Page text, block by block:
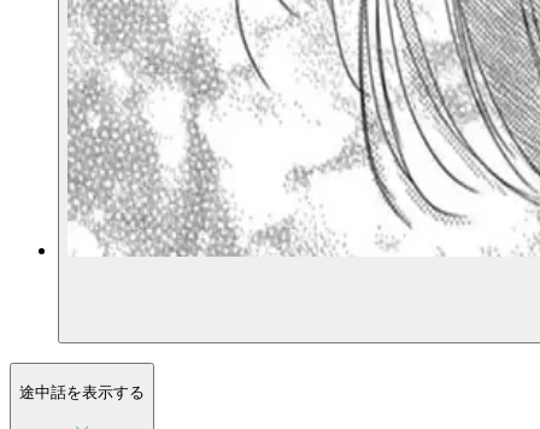
途中話を表示する